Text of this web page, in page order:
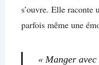
s’ouvre. Elle raconte
parfois même une
« Manger avec